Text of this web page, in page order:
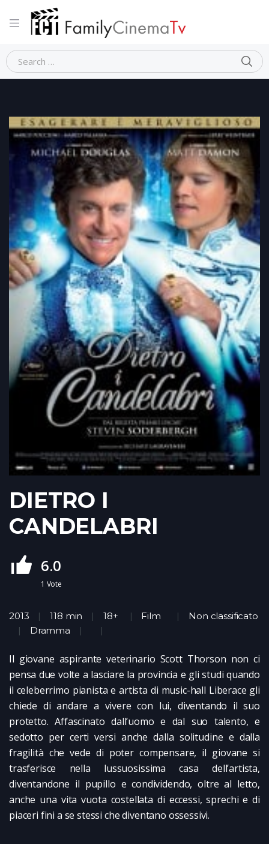
Home Dramma
DIETRO I
CANDELABRI
6.0
1 Vote
2013 118 min 18+ Film
Non classificato
Dramma
Il giovane aspirante veterinario Scott Thorson non ci
pensa due volte a lasciare la provincia e gli studi quando
il celeberrimo pianista e artista di music-hall Liberace gli
chiede di andare a vivere con lui, diventando il suo
protetto. Affascinato dall’uomo e dal suo talento, e
sedotto per certi versi anche dalla solitudine e dalla
fragilità che vede di poter compensare, il giovane si
trasferisce nella lussuosissima casa dell’artista,
diventandone il pupillo e condividendo, oltre al letto,
anche una vita vuota costellata di eccessi, sprechi e di
piaceri fini a se stessi che diventano ossessivi.